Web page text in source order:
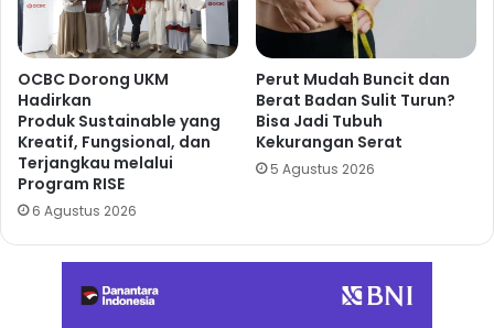
OCBC Dorong UKM
Hadirkan
Produk Sustainable yang
Kreatif, Fungsional, dan
Terjangkau melalui
Program RISE
6 Agustus 2026
Perut Mudah Buncit dan
Berat Badan Sulit Turun?
Bisa Jadi Tubuh
Kekurangan Serat
5 Agustus 2026